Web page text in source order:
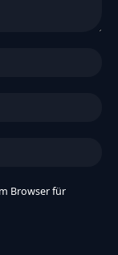
Browser für